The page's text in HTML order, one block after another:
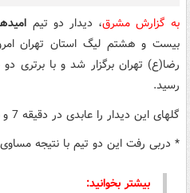
به گزارش مشرق، دیدار دو تیم
رضا(ع) تهران برگزار شد و با برتری
رسید.
گلهای این دیدار را عابدی در دقیقه 7 و داوری در دقیقه 89 به ثمر رساند.
* دربی رفت این دو تیم با نتیجه
بیشتر بخوانید: